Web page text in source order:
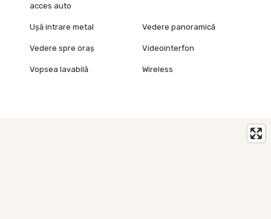
acces auto
Ușă intrare metal Vedere panoramică
Vedere spre oraș Videointerfon
Vopsea lavabilă Wireless